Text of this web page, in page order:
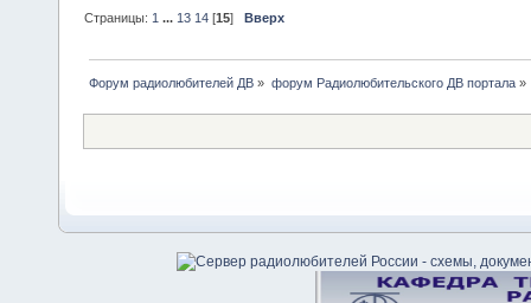
Страницы: 1 ... 13 14 [15]Вверх
Форум радиолюбителей ДВ » форум Радиолюбительского ДВ портала»